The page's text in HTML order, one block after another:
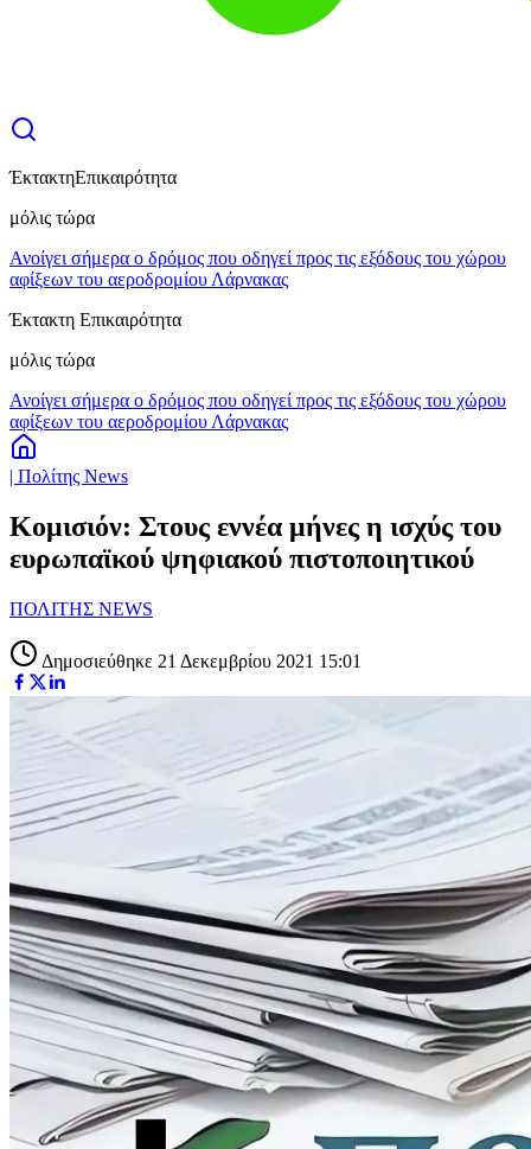
ΈκτακτηΕπικαιρότητα
μόλις τώρα
Ανοίγει σήμερα ο δρόμος που οδηγεί προς τις εξόδους του χώρου
αφίξεων του αεροδρομίου Λάρνακας
Έκτακτη Επικαιρότητα
μόλις τώρα
Ανοίγει σήμερα ο δρόμος που οδηγεί προς τις εξόδους του χώρου
αφίξεων του αεροδρομίου Λάρνακας
| Πολίτης News
Κομισιόν: Στους εννέα μήνες η ισχύς του
ευρωπαϊκού ψηφιακού πιστοποιητικού
ΠΟΛΙΤΗΣ NEWS
Δημοσιεύθηκε 21 Δεκεμβρίου 2021 15:01